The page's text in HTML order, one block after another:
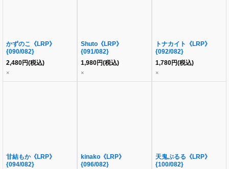
かずのこ《LRP》
{090/082}
2,480円(税込)
×
Shuto《LRP》
{091/082}
1,980円(税込)
×
トナカイト《LRP》
{092/082}
1,780円(税込)
×
甘結もか《LRP》
{094/082}
kinako《LRP》
{096/082}
天鬼ぷるる《LRP》
{100/082}